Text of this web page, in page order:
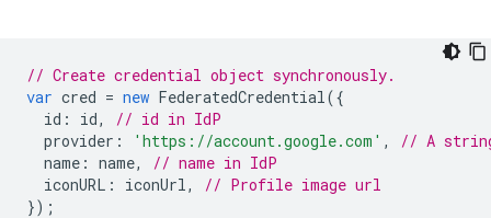
// Create credential object synchronously.
var cred = new FederatedCredential({
id : id,
// id in IdP
provider : 'https://account.google.com' ,
// A
name : name,
// name in IdP
iconURL : iconUrl,
// Profile image url
});